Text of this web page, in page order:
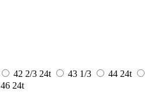
42 2/3 24t 43 1/3 44 24t
46 24t